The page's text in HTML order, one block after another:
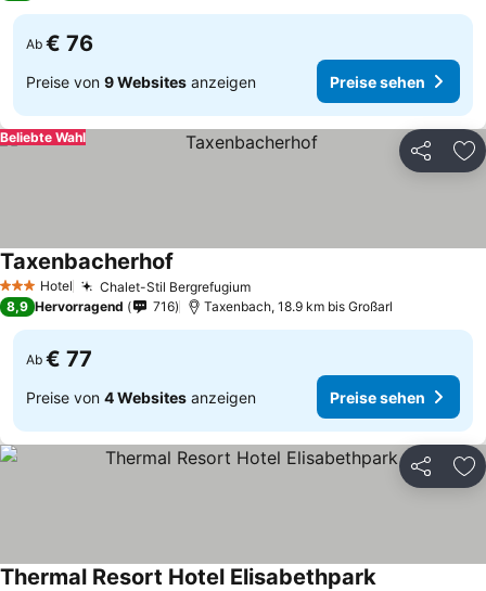
Ab € 76
Preise von 9 Websites anzeigen Preise sehen
Teilen
Beliebte Wahl
3 SterneHotel Chalet-Stil Bergrefugium
Taxenbacherhof
8,9 Hervorragend 716 Taxenbach, 18.9 km bis Großarl
Ab € 77
Preise von 4 Websites anzeigen Preise sehen
Teilen
Thermal Resort Hotel Elisabethpark